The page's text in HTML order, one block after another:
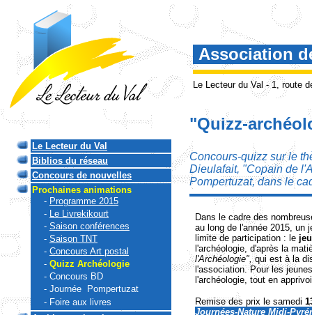
.
Association
Le Lecteur du Val - 1, route
"Quizz-
Le Lecteur du Val
Biblios du réseau
Concours de nouvelles
Prochaines animations
- Programme 2015
- Le Livrekikourt
- Saison conférences
- Saison TNT
- Concours Art postal
- Quizz Archéologie
- Concours BD
- Journée Pompertuzat
- Foire aux livres
Concours-quizz sur le
Dieulafait, "Copain de
Pompertuzat, dans le
Dans le cadre des
au long de l'année 2015, un
limite de participation : le
l'archéologie, d'après la
l'Archéologie",qui est à la
l'association.Pour les
l'archéologie, tout en
Remise des prix le samedi
Journées-Nature Midi-